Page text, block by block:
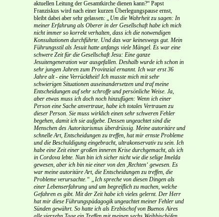
aktuellen Leitung der Gesamtkirche dienen kann?“ Papst
Franziskus wird nach einer kurzen Überlegungspause ernst,
bleibt dabei aber sehr gelassen: „Um die Wahrheit zu sagen: In
meiner Erfahrung als Oberer in der Gesellschaft habe ich mich
nicht immer so korrekt verhalten, dass ich die notwendigen
Konsultationen durchführte. Und das war keineswegs gut. Mein
Führungsstil als Jesuit hatte anfangs viele Mängel. Es war eine
schwere Zeit für die Gesellschaft Jesu: Eine ganze
Jesuitengeneration war ausgefallen. Deshalb wurde ich schon in
sehr jungen Jahren zum Provinzial ernannt. Ich war erst 36
Jahre alt - eine Verrücktheit! Ich musste mich mit sehr
schwierigen Situationen auseinandersetzen und traf meine
Entscheidungen auf sehr schroffe und persönliche Weise. Ja,
aber etwas muss ich doch noch hinzufügen: Wenn ich einer
Person eine Sache anvertraue, habe ich totales Vertrauen zu
dieser Person. Sie muss wirklich einen sehr schweren Fehler
begehen, damit ich sie aufgebe. Dessen ungeachtet sind die
Menschen des Autoritarismus überdrüssig. Meine autoritäre und
schnelle Art, Entscheidungen zu treffen, hat mir ernste Probleme
und die Beschuldigung eingebracht, ultrakonservativ zu sein. Ich
habe eine Zeit einer großen inneren Krise durchgemacht, als ich
in Cordova lebte. Nun bin ich sicher nicht wie die selige Imelda
gewesen, aber ich bin nie einer von den ,Rechten‘ gewesen. Es
war meine autoritäre Art, die Entscheidungen zu treffen, die
Probleme verursachte.“ „Ich spreche von diesen Dingen als
einer Lebenserfahrung und um begreiflich zu machen, welche
Gefahren es gibt. Mit der Zeit habe ich vieles gelernt. Der Herr
hat mir diese Führungspädagogik ungeachtet meiner Fehler und
Sünden gewährt. So hatte ich als Erzbischof von Buenos Aires